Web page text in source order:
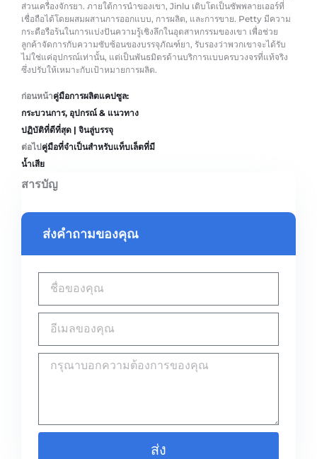
ส่วนเครื่องจักรยา. ภายใต้การนำของเขา, Jinlu เติบโตเป็นซัพพลายเออร์ที่
เชื่อถือได้โดยผสมผสานการออกแบบ, การผลิต, และการขาย. Petty มีความ
กระตือรือร้นในการแบ่งปันความรู้เชิงลึกในอุตสาหกรรมของเขา เพื่อช่วย
ลูกค้าจัดการกับความซับซ้อนของบรรจุภัณฑ์ยา, รับรองว่าพวกเขาจะได้รับ
ไม่ใช่แค่อุปกรณ์เท่านั้น, แต่เป็นพันธมิตรด้านบริการแบบครบวงจรที่แท้จริง
ซึ่งปรับให้เหมาะกับเป้าหมายการผลิต.
ก่อนหน้าคู่มือการผลิตแคปซูล:
กระบวนการ, อุปกรณ์ & แนวทาง
ปฏิบัติที่ดีที่สุด | จินลู่บรรจุ
ต่อไปคู่มือที่จำเป็นสำหรับแท็บเล็ตที่มี
น้ำเสีย
สารบัญ
ส่งคำถามของคุณ
ส่ง